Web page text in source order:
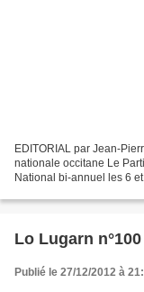
EDITORIAL par Jean-
nationale occitane Le
National bi-annuel les 6
Lo Lugarn n°100
Publié le 27/12/2012 à